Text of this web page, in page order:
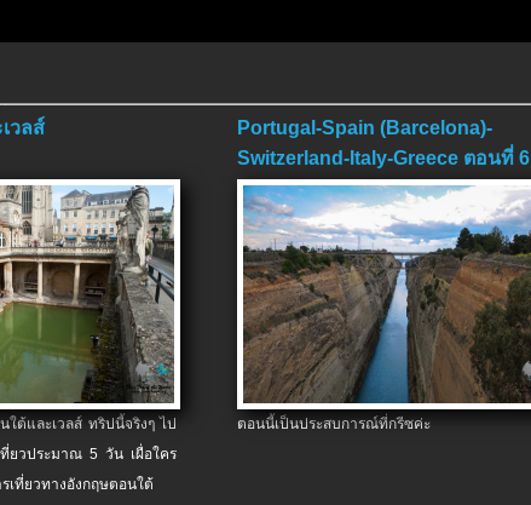
วลส์
ต้และเวลส์ ทริปนี้จริงๆ ไป
ยวประมาณ 5 วัน เผื่อใคร
รเที่ยวทางอังกฤษตอนใต้
Portugal-Spain (Barcelona)-
Switzerland-Italy-Greece ตอนที่ 6
ตอนจบ
ตอนนี้เป็นประสบการณ์ที่กรีซค่ะ